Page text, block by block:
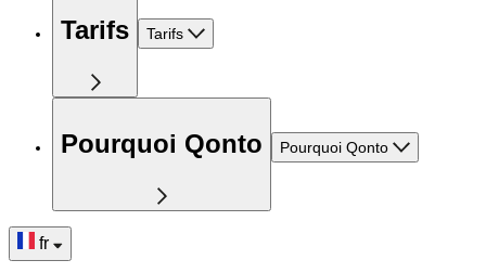
Tarifs Tarifs
Pourquoi Qonto Pourquoi Qonto
fr